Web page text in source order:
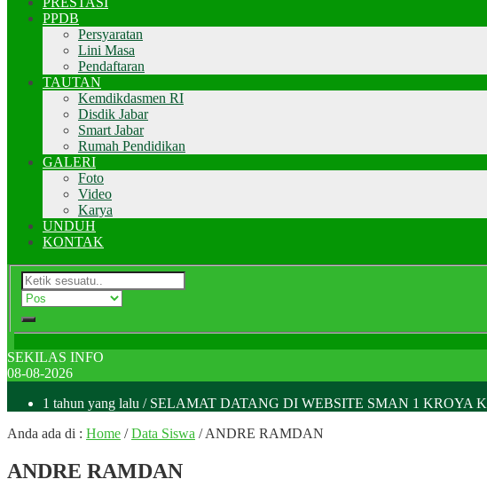
PPDB
Persyaratan
Lini Masa
Pendaftaran
TAUTAN
Kemdikdasmen RI
Disdik Jabar
Smart Jabar
Rumah Pendidikan
GALERI
Foto
Video
Karya
UNDUH
KONTAK
SEKILAS INFO
08-08-2026
1 tahun yang lalu / SELAMAT DATANG DI WEBSITE SMAN 1 KROYA
Anda ada di : Home /Data Siswa /ANDRE RAMDAN
ANDRE RAMDAN